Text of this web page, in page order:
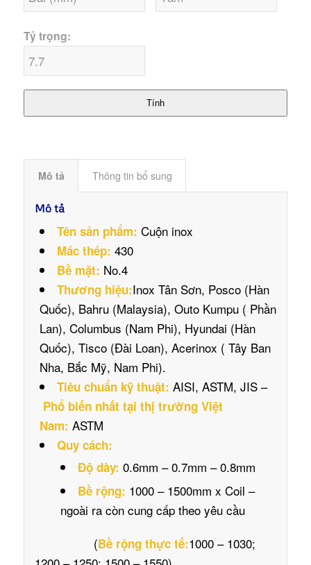
Tỷ trọng:
Tính
Mô tả Thông tin bổ sung
Mô tả
Tên sản phẩm: Cuộn inox
Mác thép: 430
Bề mặt: No.4
Thương hiệu:Inox Tân Sơn, Posco (Hàn
Quốc), Bahru (Malaysia), Outo Kumpu ( Phần
Lan), Columbus (Nam Phi), Hyundai (Hàn
Quốc), Tisco (Đài Loan), Acerinox ( Tây Ban
Nha, Bắc Mỹ, Nam Phi).
Tiêu chuẩn kỹ thuật: AISI, ASTM, JIS –
Phổ biến nhất tại thị trường Việt
Nam: ASTM
Quy cách:
Độ dày: 0.6mm – 0.7mm – 0.8mm
Bề rộng: 1000 – 1500mm x Coil –
ngoài ra còn cung cấp theo yêu cầu
(Bề rộng thực tế:1000 – 1030;